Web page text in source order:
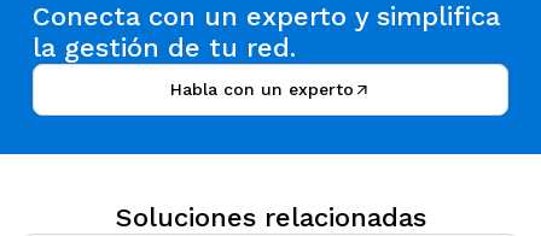
Conecta con un experto y simplifica
la gestión de tu red.
Habla con un experto
Soluciones relacionadas